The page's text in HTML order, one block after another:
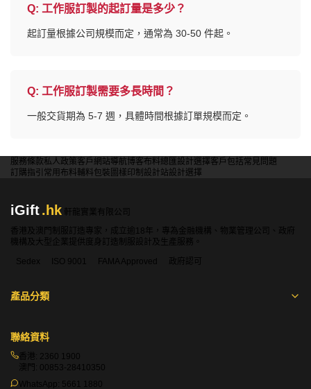
Q: 工作服訂製的起訂量是多少？
起訂量根據公司規模而定，通常為 30-50 件起。
Q: 工作服訂製需要多長時間？
一般交貨期為 5-7 週，具體時間根據訂單規模而定。
服務條款私人政策客戶 網站導航博客布料總匯設計選擇客戶包括常見問題
訂購指引 常用布料輔料包裝 圖樣印制 設計站設計選擇
iGift.hk
軒龍實業有限公司
香港及澳門制服訂造專家，成立逾18年，專為金融機構、物業管理公司、政府
機構及大型企業提供度身訂造制服設計及生產服務。
Sedex
ISO 9001 FAMA Approved 政府認可
產品分類
聯絡資料
香港: 2360 1900
澳門: 00853-28410350
WhatsApp: 5661 1880